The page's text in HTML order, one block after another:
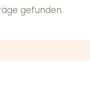
gefunden.